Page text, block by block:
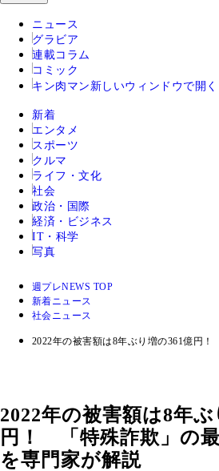
ニュース
グラビア
連載コラム
コミック
キン肉マン 新しいウィンドウで開く
新着
エンタメ
スポーツ
クルマ
ライフ・文化
社会
政治・国際
経済・ビジネス
IT・科学
写真
週プレNEWS TOP
新着ニュース
社会ニュース
2022年の被害額は8年ぶり増の361億円
2022年の被害額は8年
円！ 「特殊詐欺」の
を専門家が解説